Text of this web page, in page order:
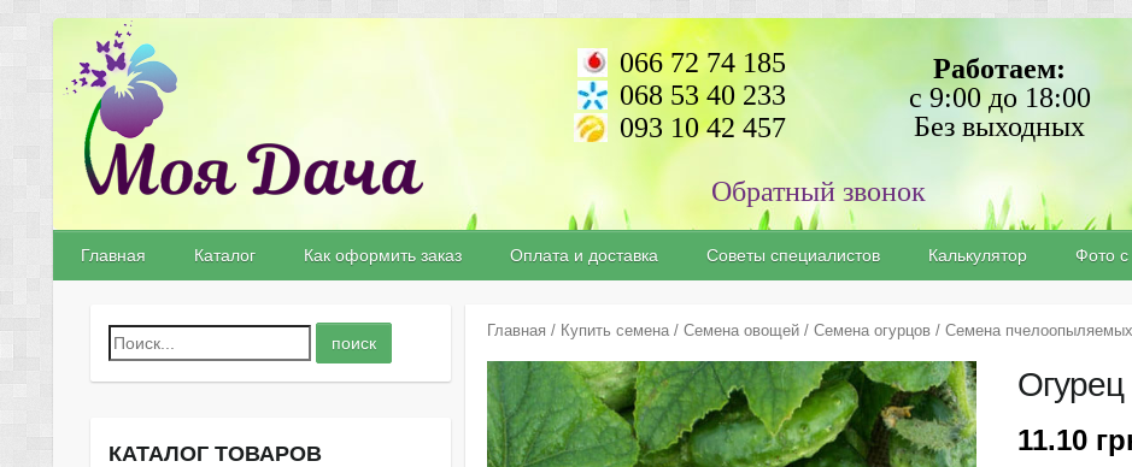
066 72 74 185
068 53 40 233
093 10 42 457
Работаем:
с 9:00 до 18:00
Без выходных
Главная Каталог Как оформить заказ Оплата и доставка Советы специалистов Калькулятор Фото с
Главная / Купить семена/ Семена овощей/ Семена огурцов/ Семена пчелоопыляемых
11.10
КАТАЛОГ ТОВАРОВ